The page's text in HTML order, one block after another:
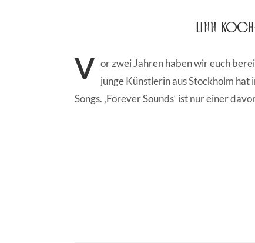
Linn
V or zwei Jahren haben wir euch
junge Künstlerin aus Stockholm hat
Songs. ‚Forever Sounds‘ ist nur einer